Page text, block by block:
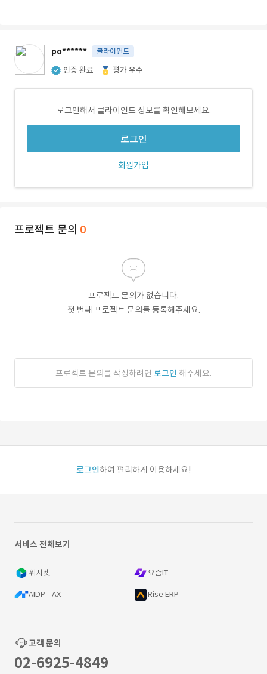
po****** 클라이언트
인증 완료 평가 우수
로그인해서 클라이언트 정보를 확인해보세요.
로그인
회원가입
프로젝트 문의 0
프로젝트 문의가 없습니다.
첫 번째 프로젝트 문의를 등록해주세요.
프로젝트 문의를 작성하려면 로그인 해주세요.
로그인하여 편리하게 이용하세요!
서비스 전체보기
위시켓 요즘IT
AIDP - AX Rise ERP
고객 문의
02-6925-4849